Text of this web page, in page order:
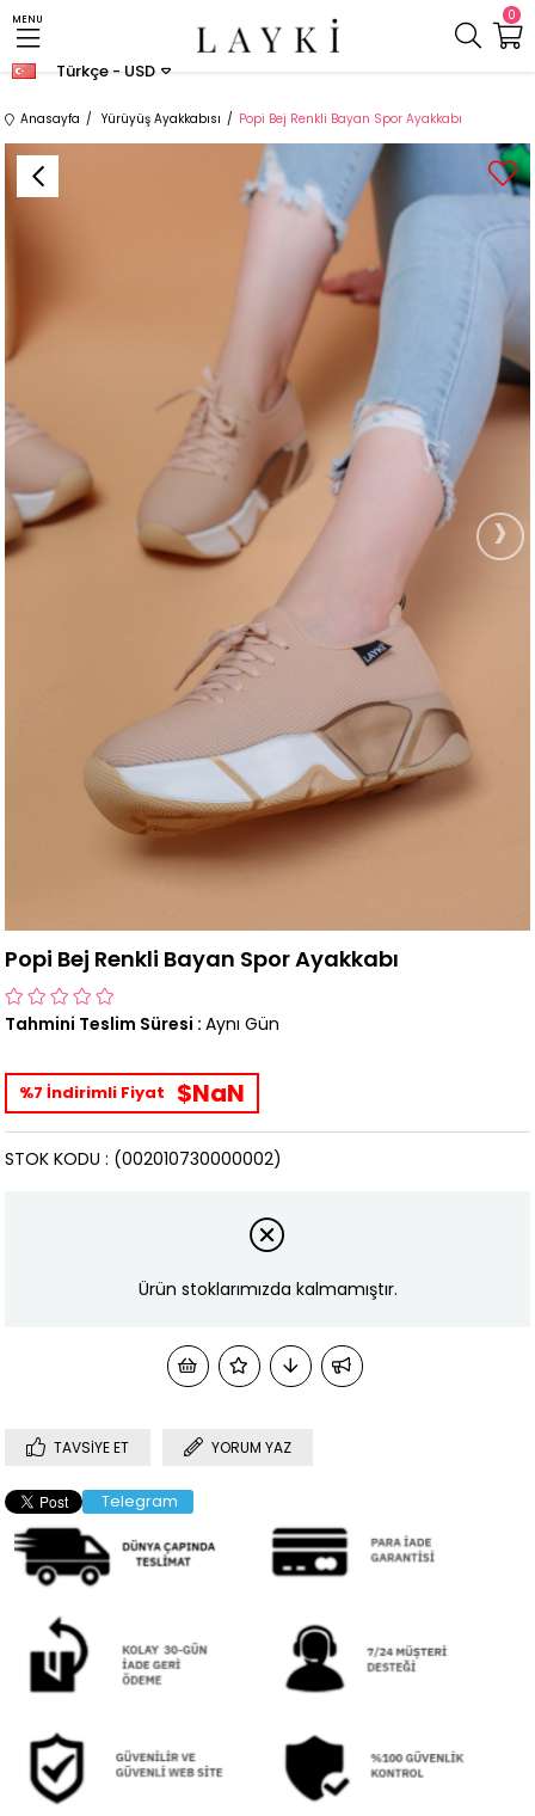
0
MENU
Türkçe - USD
Anasayfa Yürüyüş Ayakkabısı Popi Bej Renkli Bayan Spor Ayakkabı
›
Popi Bej Renkli Bayan Spor Ayakkabı
Tahmini Teslim Süresi : Aynı Gün
%7 İndirimli Fiyat $NaN
(002010730000002)
STOK KODU
Ürün stoklarımızda kalmamıştır.
TAVSIYE ET YORUM YAZ
Telegram